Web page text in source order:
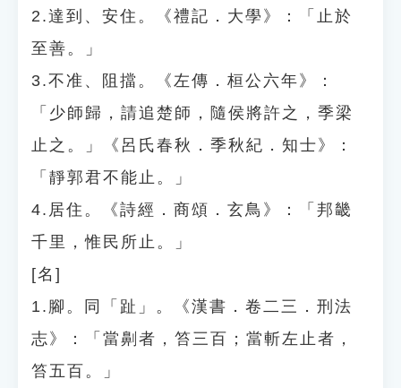
2.達到、安住。《禮記．大學》：「止於
至善。」
3.不准、阻擋。《左傳．桓公六年》：
「少師歸，請追楚師，隨侯將許之，季梁
止之。」《呂氏春秋．季秋紀．知士》：
「靜郭君不能止。」
4.居住。《詩經．商頌．玄鳥》：「邦畿
千里，惟民所止。」
[名]
1.腳。同「趾」。《漢書．卷二三．刑法
志》：「當劓者，笞三百；當斬左止者，
笞五百。」